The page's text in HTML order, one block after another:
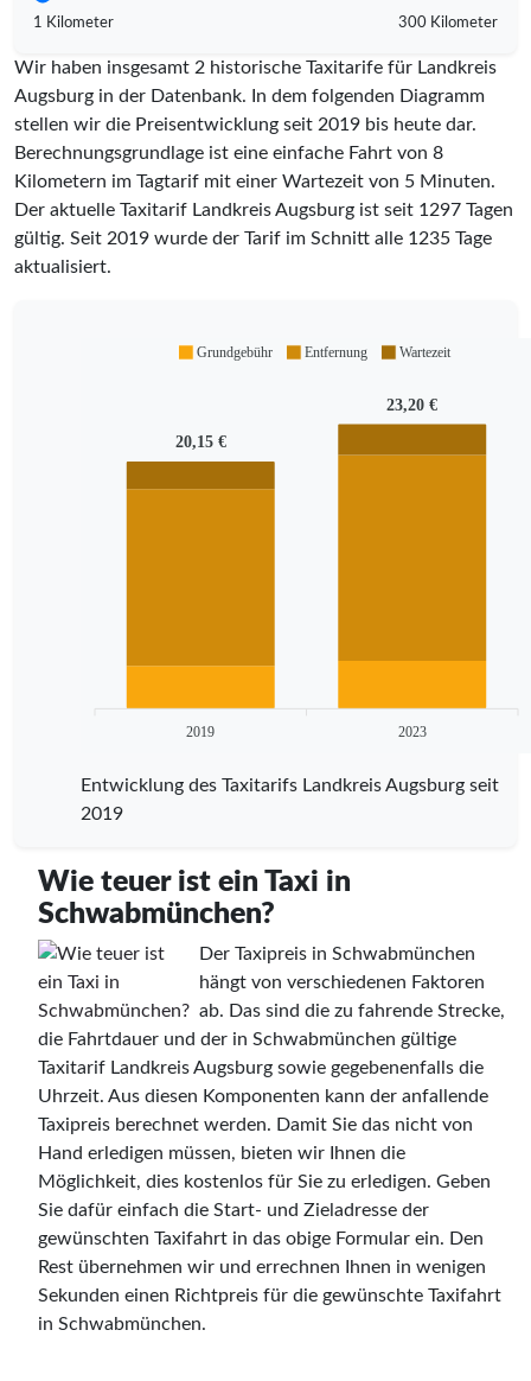
1 Kilometer 300 Kilometer
Wir haben insgesamt 2 historische Taxitarife für Landkreis
Augsburg in der Datenbank. In dem folgenden Diagramm
stellen wir die Preisentwicklung seit 2019 bis heute dar.
Berechnungsgrundlage ist eine einfache Fahrt von 8
Kilometern im Tagtarif mit einer Wartezeit von 5 Minuten.
Der aktuelle Taxitarif Landkreis Augsburg ist seit 1297 Tagen
gültig. Seit 2019 wurde der Tarif im Schnitt alle 1235 Tage
aktualisiert.
20,15 €
23,20 €
2019 2023
Grundgebühr Entfernung Wartezeit
Entwicklung des Taxitarifs Landkreis Augsburg seit
2019
Wie teuer ist ein Taxi in
Schwabmünchen?
Der Taxipreis in Schwabmünchen
hängt von verschiedenen Faktoren
ab. Das sind die zu fahrende Strecke,
die Fahrtdauer und der in Schwabmünchen gültige
Taxitarif Landkreis Augsburg sowie gegebenenfalls die
Uhrzeit. Aus diesen Komponenten kann der anfallende
Taxipreis berechnet werden. Damit Sie das nicht von
Hand erledigen müssen, bieten wir Ihnen die
Möglichkeit, dies kostenlos für Sie zu erledigen. Geben
Sie dafür einfach die Start- und Zieladresse der
gewünschten Taxifahrt in das obige Formular ein. Den
Rest übernehmen wir und errechnen Ihnen in wenigen
Sekunden einen Richtpreis für die gewünschte Taxifahrt
in Schwabmünchen.